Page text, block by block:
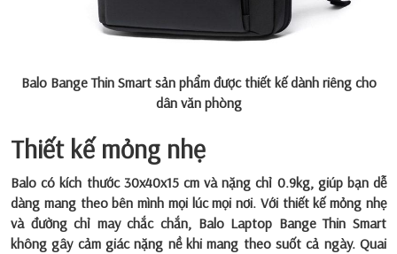
Balo Bange Thin Smart sản phẩm được thiết kế dành riêng cho
dân văn phòng
Thiết kế mỏng nhẹ
Balo có kích thước 30x40x15 cm và nặng chỉ 0.9kg, giúp bạn dễ
dàng mang theo bên mình mọi lúc mọi nơi. Với thiết kế mỏng nhẹ
và đường chỉ may chắc chắn, Balo Laptop Bange Thin Smart
không gây cảm giác nặng nề khi mang theo suốt cả ngày. Quai